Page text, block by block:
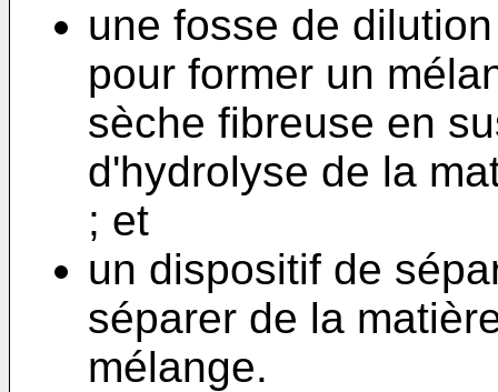
une fosse de
pour former un
sèche fibreuse en
d'hydrolyse de la
; et
un dispositif de
séparer de la
mélange.